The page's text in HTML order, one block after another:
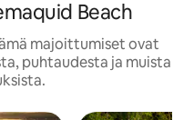
Beach
majoittumiset ovat
puhtaudesta ja muista